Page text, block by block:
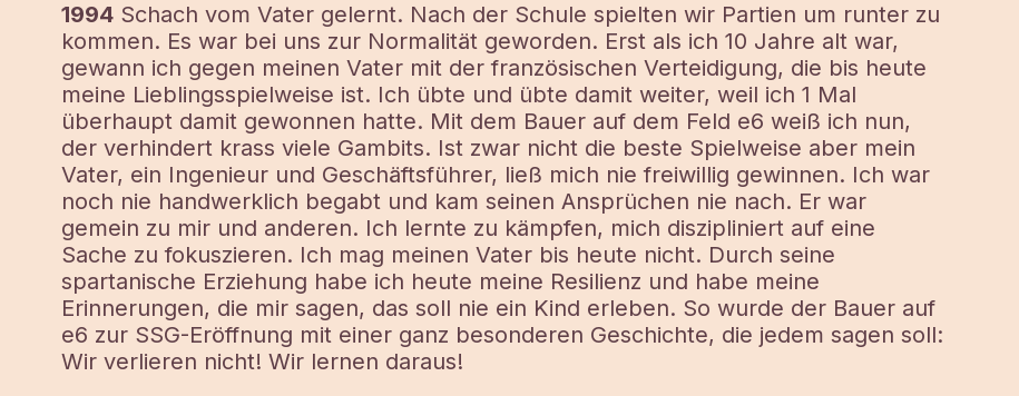
1994Schach vom Vater gelernt. Nach der Schule spielten wir Partien um runter zu
kommen. Es war bei uns zur Normalität geworden. Erst als ich 10 Jahre alt war,
gewann ich gegen meinen Vater mit der französischen Verteidigung, die bis heute
meine Lieblingsspielweise ist. Ich übte und übte damit weiter, weil ich 1 Mal
überhaupt damit gewonnen hatte. Mit dem Bauer auf dem Feld e6 weiß ich nun,
der verhindert krass viele Gambits. Ist zwar nicht die beste Spielweise aber mein
Vater, ein Ingenieur und Geschäftsführer, ließ mich nie freiwillig gewinnen. Ich war
noch nie handwerklich begabt und kam seinen Ansprüchen nie nach. Er war
gemein zu mir und anderen. Ich lernte zu kämpfen, mich diszipliniert auf eine
Sache zu fokuszieren. Ich mag meinen Vater bis heute nicht. Durch seine
spartanische Erziehung habe ich heute meine Resilienz und habe meine
Erinnerungen, die mir sagen, das soll nie ein Kind erleben. So wurde der Bauer auf
e6 zur SSG-Eröffnung mit einer ganz besonderen Geschichte, die jedem sagen soll:
Wir verlieren nicht! Wir lernen daraus!